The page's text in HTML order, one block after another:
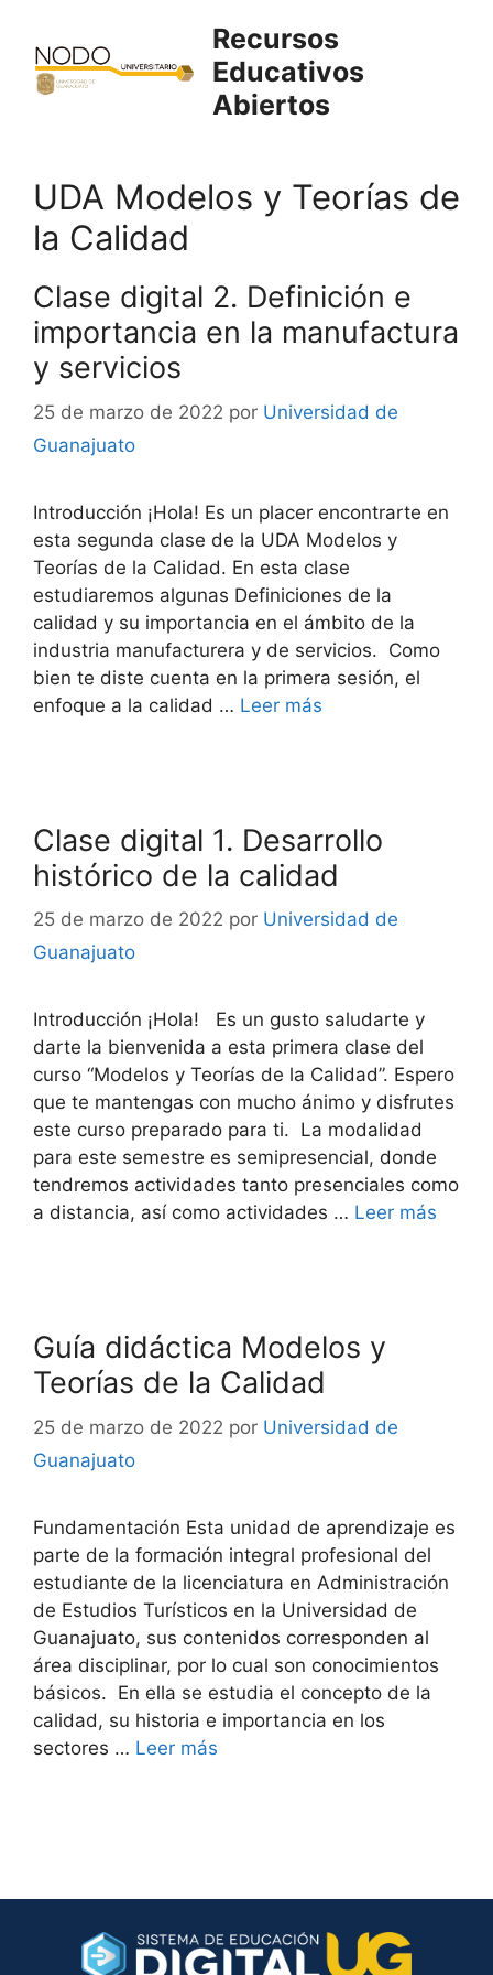
contenido
Recursos
Educativos
Abiertos
UDA Modelos y Teorías de
la Calidad
Clase digital 2. Definición e
importancia en la manufactura
y servicios
25 de marzo de 2022 por Universidad de
Guanajuato
Introducción ¡Hola! Es un placer encontrarte en
esta segunda clase de la UDA Modelos y
Teorías de la Calidad. En esta clase
estudiaremos algunas Definiciones de la
calidad y su importancia en el ámbito de la
industria manufacturera y de servicios. Como
bien te diste cuenta en la primera sesión, el
enfoque a la calidad … Leer más
Clase digital 1. Desarrollo
histórico de la calidad
25 de marzo de 2022 por Universidad de
Guanajuato
Introducción ¡Hola! Es un gusto saludarte y
darte la bienvenida a esta primera clase del
curso “Modelos y Teorías de la Calidad”. Espero
que te mantengas con mucho ánimo y disfrutes
este curso preparado para ti. La modalidad
para este semestre es semipresencial, donde
tendremos actividades tanto presenciales como
a distancia, así como actividades … Leer más
Guía didáctica Modelos y
Teorías de la Calidad
25 de marzo de 2022 por Universidad de
Guanajuato
Fundamentación Esta unidad de aprendizaje es
parte de la formación integral profesional del
estudiante de la licenciatura en Administración
de Estudios Turísticos en la Universidad de
Guanajuato, sus contenidos corresponden al
área disciplinar, por lo cual son conocimientos
básicos. En ella se estudia el concepto de la
calidad, su historia e importancia en los
sectores … Leer más